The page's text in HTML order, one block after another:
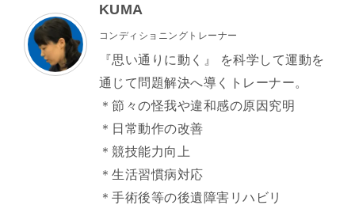
KUMA
コンディショニングトレーナー
『思い通りに動く』 を科学して運動を
通じて問題解決へ導くトレーナー。
＊節々の怪我や違和感の原因究明
＊日常動作の改善
＊競技能力向上
＊生活習慣病対応
＊手術後等の後遺障害リハビリ